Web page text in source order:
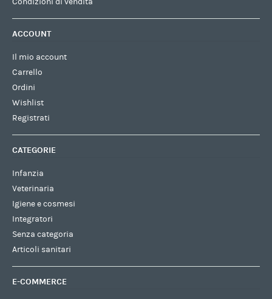
ACCOUNT
Il mio account
Carrello
Ordini
Wishlist
Registrati
CATEGORIE
Infanzia
Veterinaria
Igiene e cosmesi
Integratori
Senza categoria
Articoli sanitari
E-COMMERCE